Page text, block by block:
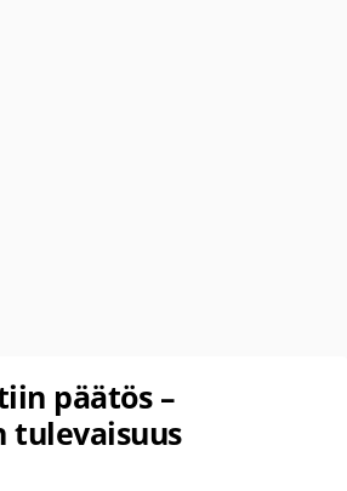
päätös –
tulevaisuus